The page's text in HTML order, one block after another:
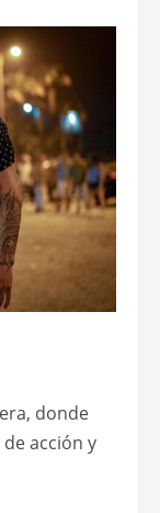
donde
acción y